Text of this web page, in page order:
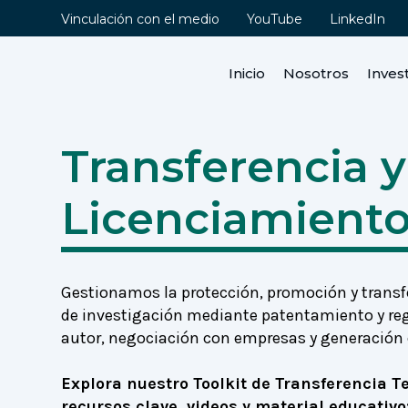
Vinculación con el medio YouTube LinkedIn
Inicio Nosotros
Contenidos
Qué hacemos
Portafolio de tecnologías
comercializables
Apoyo a investigadores/as
Toolkit de Transferencia
Tecnológica
Vinculación con la
Transferencia y
Gestionamos la protección, promoción y
de investigación mediante patentamiento y
autor, negociación con empresas y generación
Explora nuestro Toolkit de Transferencia